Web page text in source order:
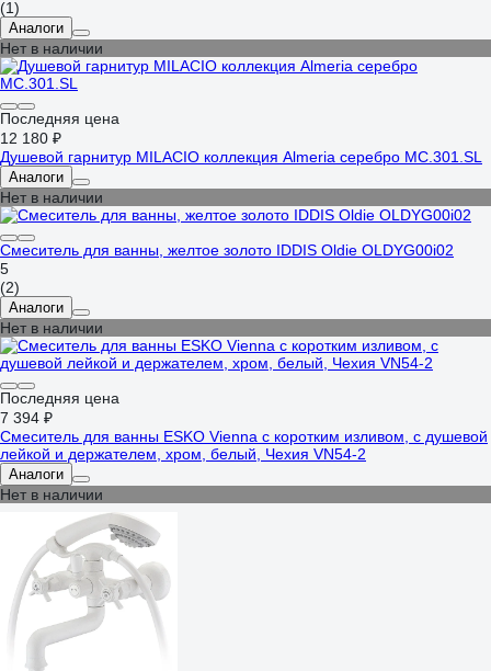
(1)
Аналоги
Нет в наличии
Последняя цена
12 180 ₽
Душевой гарнитур MILACIO коллекция Almeria серебро MC.301.SL
Аналоги
Нет в наличии
Смеситель для ванны, желтое золото IDDIS Oldie OLDYG00i02
5
(2)
Аналоги
Нет в наличии
Последняя цена
7 394 ₽
Смеситель для ванны ESKO Vienna с коротким изливом, с душевой
лейкой и держателем, хром, белый, Чехия VN54-2
Аналоги
Нет в наличии